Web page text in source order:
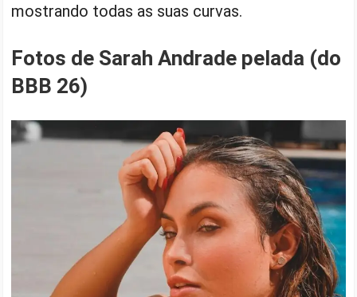
mostrando todas as suas curvas.
Fotos de Sarah Andrade pelada (do
BBB 26)